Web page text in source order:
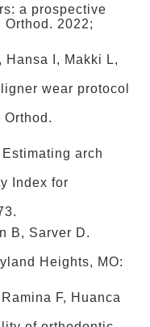
a prospective
2022;
Hansa I, Makki L,
wear protocol
Orthod.
arch
Index for
B, Sarver D.
Heights, MO:
F, Huanca